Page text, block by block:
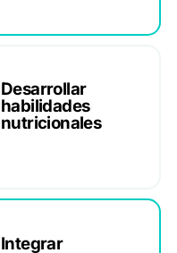
Desarrollar
habilidades
nutricionales
Integrar